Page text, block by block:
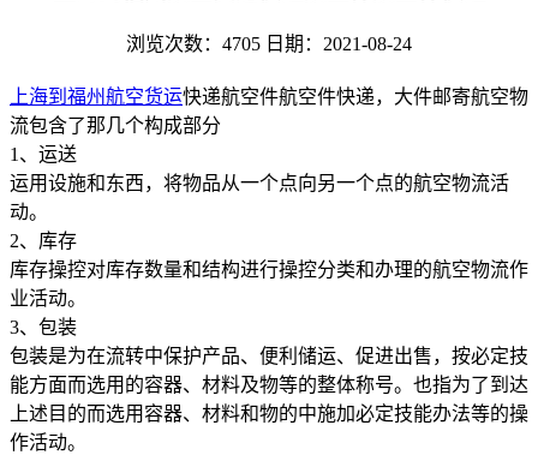
浏览次数：4705 日期：2021-08-24
上海到福州航空货运快递航空件航空件快递，大件邮寄航空物
流包含了那几个构成部分
1、运送
运用设施和东西，将物品从一个点向另一个点的航空物流活
动。
2、库存
库存操控对库存数量和结构进行操控分类和办理的航空物流作
业活动。
3、包装
包装是为在流转中保护产品、便利储运、促进出售，按必定技
能方面而选用的容器、材料及物等的整体称号。也指为了到达
上述目的而选用容器、材料和物的中施加必定技能办法等的操
作活动。